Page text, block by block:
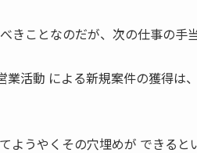
きことなのだが、次の仕事の手
活動 による新規案件の獲得は
ようやくその穴埋めが できると